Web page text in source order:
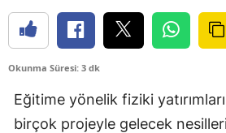
Okunma Süresi: 3 dk
Eğitime yönelik fiziki
birçok projeyle gelecek